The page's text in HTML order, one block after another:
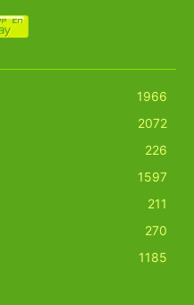
1966
2072
226
1597
211
270
1185